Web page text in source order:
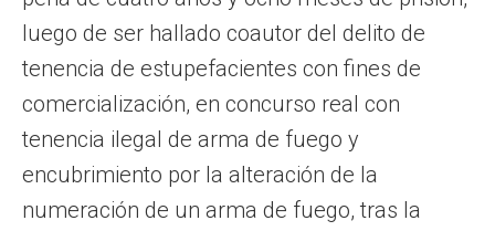
luego de ser hallado coautor del delito de
tenencia de estupefacientes con fines de
comercialización, en concurso real con
tenencia ilegal de arma de fuego y
encubrimiento por la alteración de la
numeración de un arma de fuego, tras la